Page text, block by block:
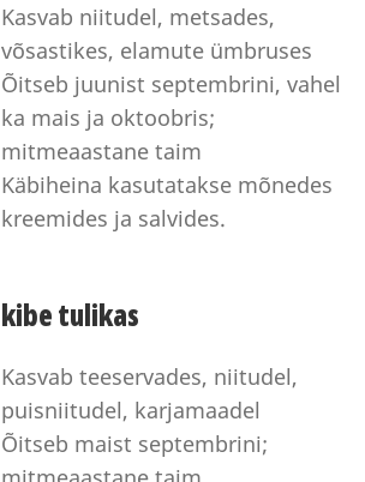
Kasvab niitudel, metsades,
võsastikes, elamute ümbruses
Õitseb juunist septembrini, vahel
ka mais ja oktoobris;
mitmeaastane taim
Käbiheina kasutatakse mõnedes
kreemides ja salvides.
kibe tulikas
Kasvab teeservades, niitudel,
puisniitudel, karjamaadel
Õitseb maist septembrini;